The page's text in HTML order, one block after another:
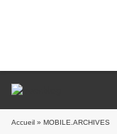
Accueil » MOBILE.ARCHIVES